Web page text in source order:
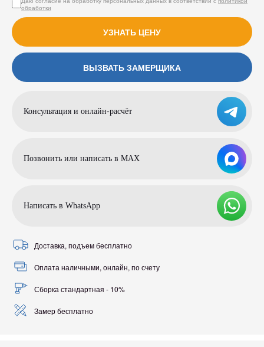
обработки
УЗНАТЬ ЦЕНУ
ВЫЗВАТЬ ЗАМЕРЩИКА
Консультация и онлайн-расчёт
Позвонить или написать в МАХ
Написать в WhatsApp
Доставка, подъем бесплатно
Оплата наличными, онлайн, по счету
Сборка стандартная - 10%
Замер бесплатно